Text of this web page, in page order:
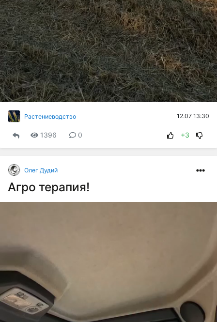
Растениеводство 12.07 13:30
1396 0 +3
Олег Дудий
Агро терапия!